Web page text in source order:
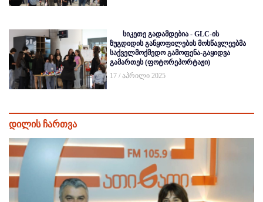
სიკეთე გადამდებია - GLC-ის
ზუგდიდის განყოფილების მოსწავლეებმა
საქველმოქმედო გამოფენა-გაყიდვა
გამართეს (ფოტორეპორტაჟი)
17 / აპრილი 2025
დილის ჩართვა